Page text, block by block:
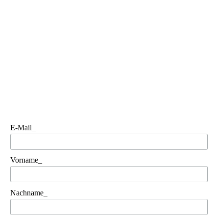
E-Mail_
Vorname_
Nachname_